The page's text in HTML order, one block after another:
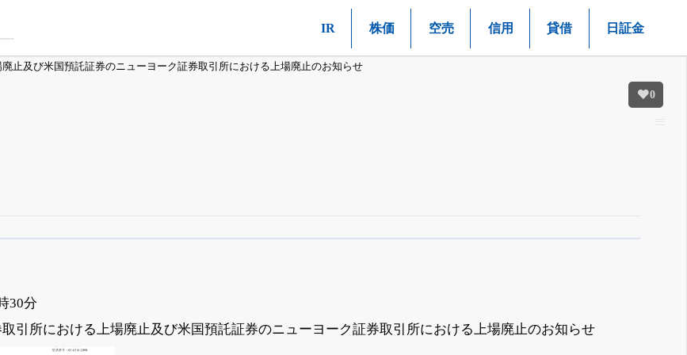
IR 株価 空売 信用 貸借 日証金
止及び米国預託証券のニューヨーク証券取引所における上場廃止のお知らせ
0
をはじめる
米株版の先行利用も付きます
30分
引所における上場廃止及び米国預託証券のニューヨーク証券取引所における上場廃止のお知らせ